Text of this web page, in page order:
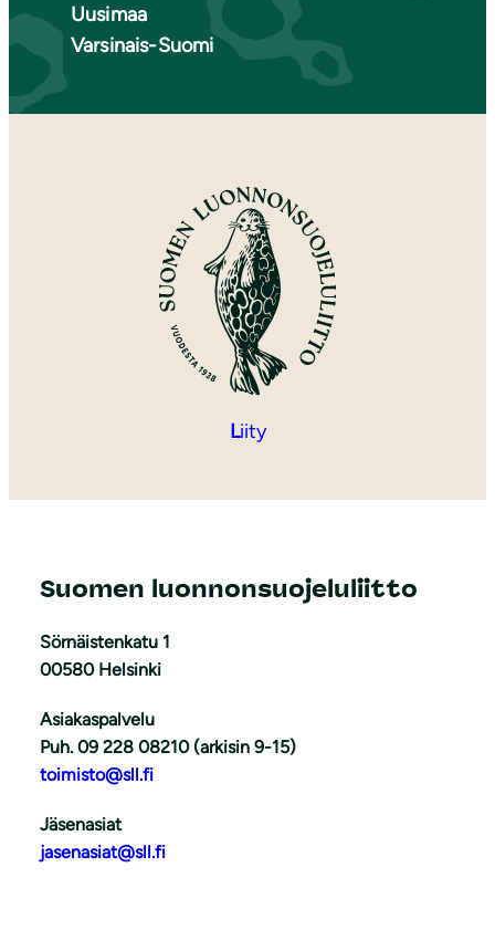
Uusimaa
Varsinais-Suomi
Liity
Suomen luonnonsuojeluliitto
Sörnäistenkatu 1
00580 Helsinki
Asiakaspalvelu
Puh. 09 228 08210 (arkisin 9-15)
toimisto@sll.fi
Jäsenasiat
jasenasiat@sll.fi